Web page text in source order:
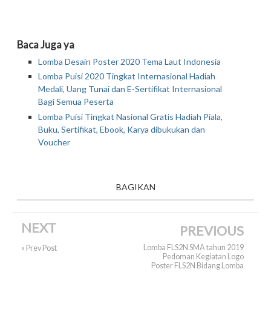
Baca Juga ya
Lomba Desain Poster 2020 Tema Laut Indonesia
Lomba Puisi 2020 Tingkat Internasional Hadiah
Medali, Uang Tunai dan E-Sertifikat Internasional
Bagi Semua Peserta
Lomba Puisi Tingkat Nasional Gratis Hadiah Piala,
Buku, Sertifikat, Ebook, Karya dibukukan dan
Voucher
BAGIKAN
NEXT
« Prev Post
PREVIOUS
Lomba FLS2N SMA tahun 2019
Pedoman Kegiatan Logo
Poster FLS2N Bidang Lomba